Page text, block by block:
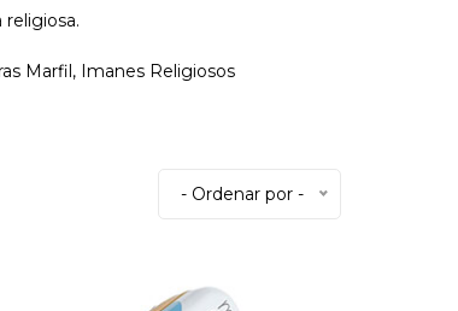
Marfil, Imanes Religiosos
- Ordenar por -